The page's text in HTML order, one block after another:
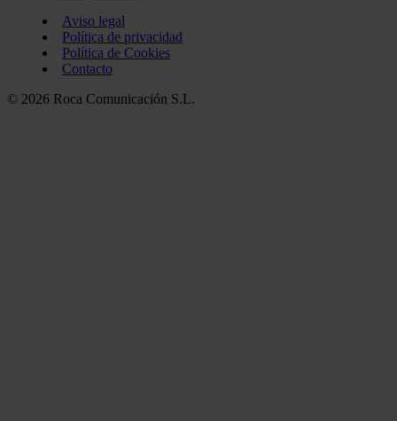
Aviso legal
Política de privacidad
Política de Cookies
Contacto
© 2026 Roca Comunicación S.L.